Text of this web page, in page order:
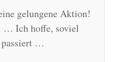
gelungene Aktion!
… Ich hoffe, soviel
…